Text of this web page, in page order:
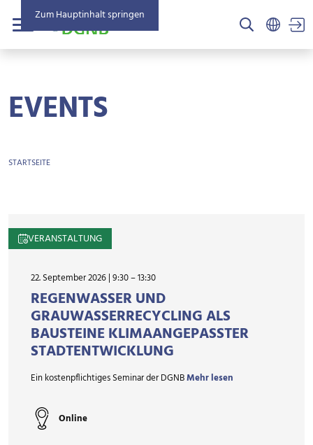
Zum Hauptinhalt springen
Menü
EVENTS
BROTKRÜMEL
STARTSEITE
VERANSTALTUNG
22. September 2026 | 9:30–13:30
REGENWASSER UND
GRAUWASSERRECYCLING ALS
BAUSTEINE KLIMAANGEPASSTER
STADTENTWICKLUNG
Ein kostenpflichtiges Seminar der DGNBMehr lesen
Online